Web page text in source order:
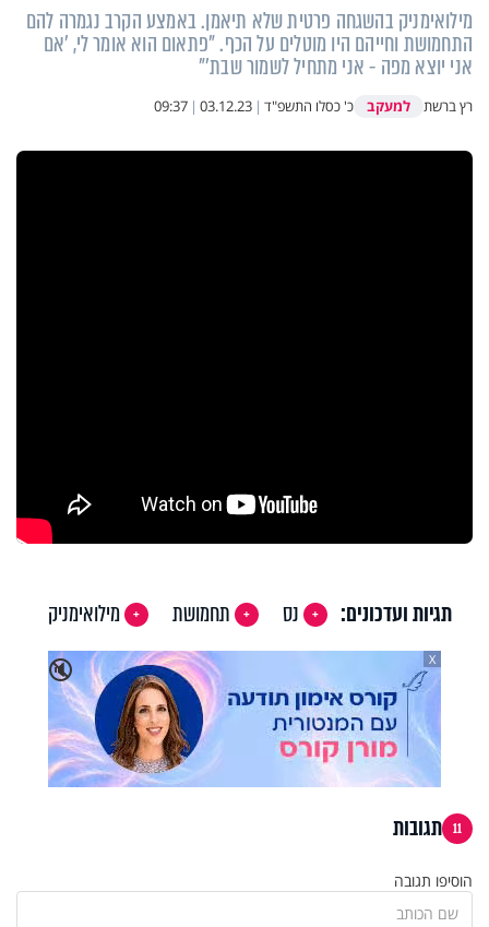
מילואימניק בהשגחה פרטית שלא תיאמן. באמצע הקרב נגמרה להם
התחמושת וחייהם היו מוטלים על הכף. "פתאום הוא אומר לי, 'אם
אני יוצא מפה - אני מתחיל לשמור שבת'"
רץ ברשת למעקב כ' כסלו התשפ"ד |
03.12.23
|
09:37
תגיות ועדכונים: נס תחמושת
מילואימניק
🔇
X
11 תגובות
הוסיפו תגובה